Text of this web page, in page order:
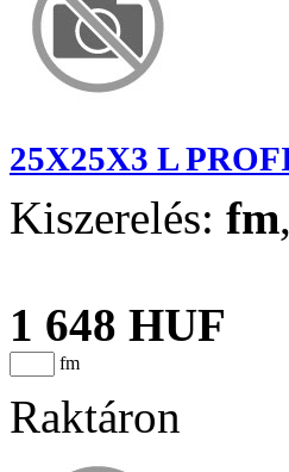
25X25X3 L
Kiszerelés: fm,
1 648 HUF
fm
Raktáron